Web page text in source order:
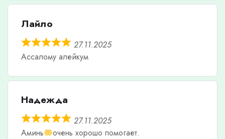
Лайло
27.11.2025
Ассалому алейкум
Надежда
27.11.2025
Аминь
очень хорошо помогает.